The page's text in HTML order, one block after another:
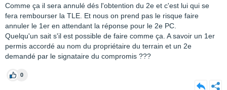
Comme ça il sera annulé dés l'obtention du 2e et c'est lui qui se
fera rembourser la TLE. Et nous on prend pas le risque faire
annuler le 1er en attendant la réponse pour le 2e PC.
Quelqu'un sait s'il est possible de faire comme ça. A savoir un 1er
permis accordé au nom du propriétaire du terrain et un 2e
demandé par le signataire du compromis ???
0